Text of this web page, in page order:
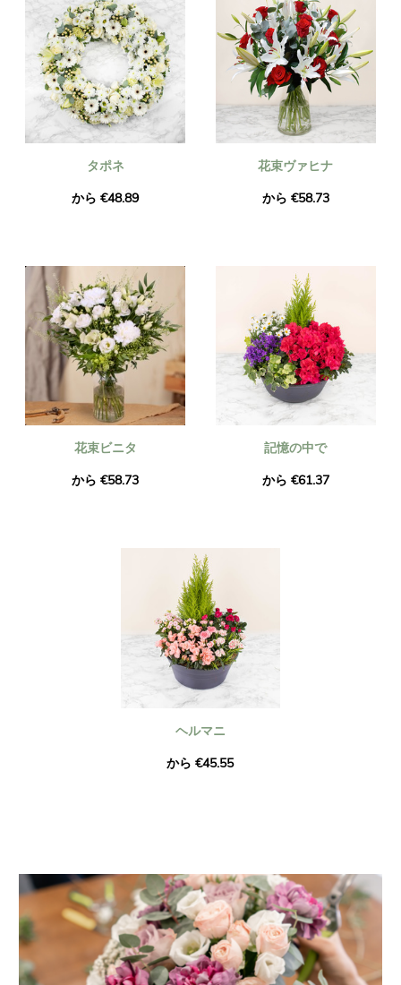
タポネ
から €48.89
花束ヴァヒナ
から €58.73
花束ビニタ
から €58.73
記憶の中で
から €61.37
ヘルマニ
から €45.55